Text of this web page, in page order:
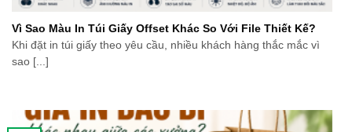
Vì Sao Màu In Túi Giấy Offset Khác So Với File Thiết Kế?
Khi đặt in túi giấy theo yêu cầu, nhiều khách hàng thắc mắc vì
sao [...]